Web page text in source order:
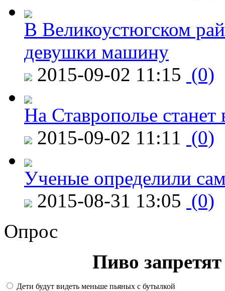
В Великоустюгском
девушки машину
2015-09-02 11:15 (0)
На Ставрополье
2015-09-02 11:11 (0)
Ученые определили
2015-08-31 13:05 (0)
Опрос
Пиво
Дети будут видеть меньше пьяных с бутылкой